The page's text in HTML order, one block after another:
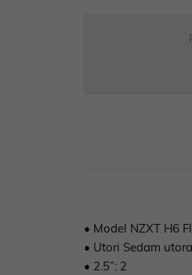
• Model NZXT H6
• Utori Sedam
• 2.5”: 2